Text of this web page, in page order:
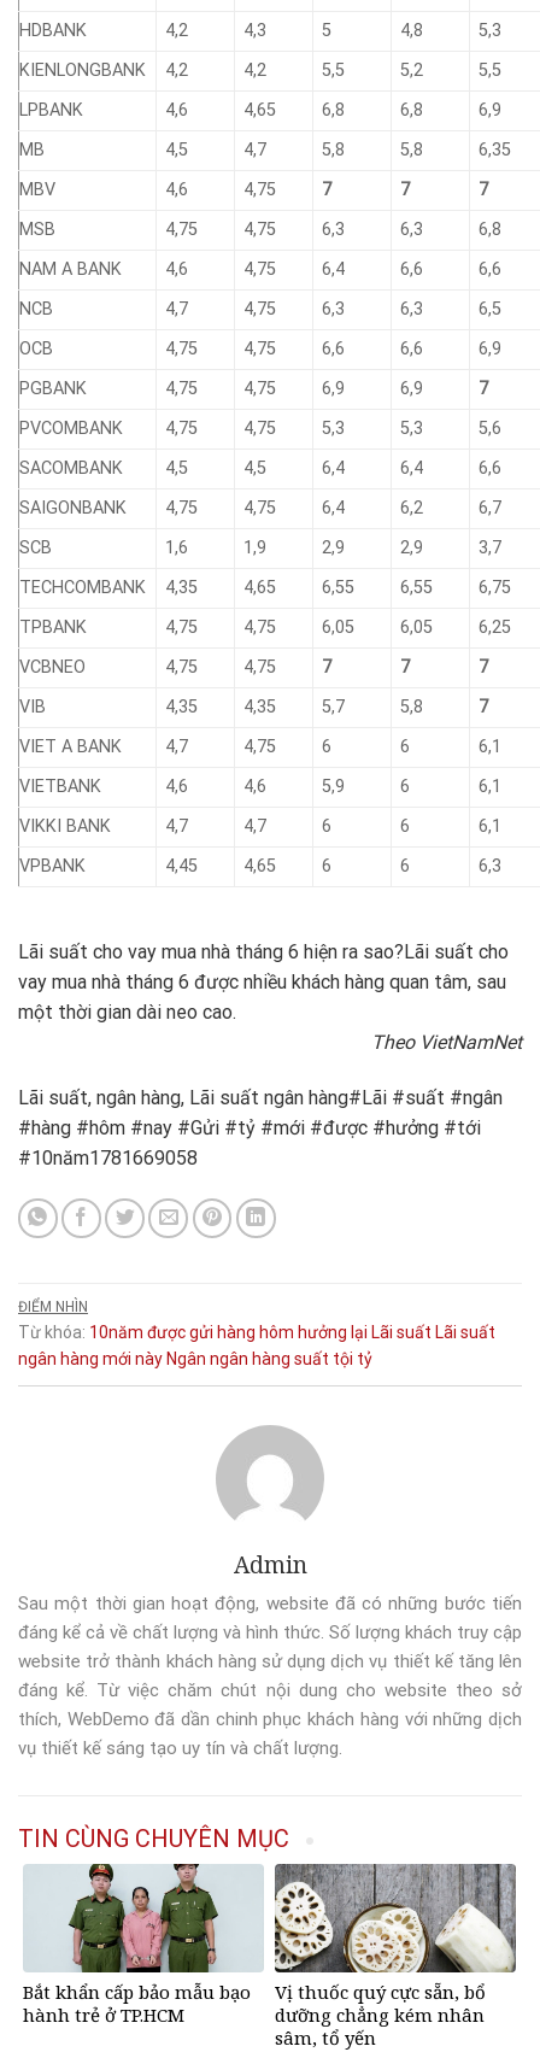
HDBANK
4,2 4,3 5 4,8
5,3
KIENLONGBANK
4,2 4,2 5,5 5,2
5,5
LPBANK
4,6 4,65 6,8 6,8
6,9
MB
4,5 4,7 5,8 5,8
6,35
MBV
4,6 4,75 7 7
7
MSB
4,75 4,75 6,3 6,3
6,8
NAM A BANK
4,6 4,75 6,4 6,6
6,6
NCB
4,7 4,75 6,3 6,3
6,5
OCB
4,75 4,75 6,6 6,6
6,9
PGBANK
4,75 4,75 6,9 6,9
7
PVCOMBANK
4,75 4,75 5,3 5,3
5,6
SACOMBANK
4,5 4,5 6,4 6,4
6,6
SAIGONBANK
4,75 4,75 6,4 6,2
6,7
SCB
1,6 1,9 2,9 2,9
3,7
TECHCOMBANK
4,35 4,65 6,55 6,55
6,75
TPBANK
4,75 4,75 6,05 6,05
6,25
VCBNEO
4,75 4,75 7 7
7
VIB
4,35 4,35 5,7 5,8
7
VIET A BANK
4,7 4,75 6 6
6,1
VIETBANK
4,6 4,6 5,9 6
6,1
VIKKI BANK
4,7 4,7 6 6
6,1
VPBANK
4,45 4,65 6 6 6,3
Lãi suất cho vay mua nhà tháng 6 hiện ra sao?Lãi suất cho
vay mua nhà tháng 6 được nhiều khách hàng quan tâm, sau
một thời gian dài neo cao.
Theo VietNamNet
Lãi suất, ngân hàng, Lãi suất ngân hàng#Lãi #suất #ngân
#hàng #hôm #nay #Gửi #tỷ #mới #được #hưởng #tới
#10năm1781669058
ĐIỂM NHÌN
Từ khóa: 10năm đượcgửi hàng hôm hưởng lại Lãi suất Lãi suất
ngân hàng mới này Ngân ngân hàng suất tội tỷ
Admin
Sau một thời gian hoạt động, website đã có những bước tiến
đáng kể cả về chất lượng và hình thức. Số lượng khách truy cập
website trở thành khách hàng sử dụng dịch vụ thiết kế tăng lên
đáng kể. Từ việc chăm chút nội dung cho website theo sở
thích, WebDemo đã dần chinh phục khách hàng với những dịch
vụ thiết kế sáng tạo uy tín và chất lượng.
TIN CÙNG CHUYÊN MỤC
Bắt khẩn cấp bảo mẫu bạo
hành trẻ ở TP.HCM
Vị thuốc quý cực sẵn, bổ
dưỡng chẳng kém nhân
sâm, tổ yến